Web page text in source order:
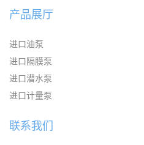
产品展厅
进口油泵
进口隔膜泵
进口潜水泵
进口计量泵
联系我们